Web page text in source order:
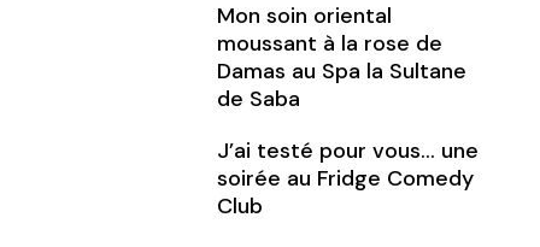
Mon soin oriental
moussant à la rose de
Damas au Spa la Sultane
de Saba
J’ai testé pour vous… une
soirée au Fridge Comedy
Club